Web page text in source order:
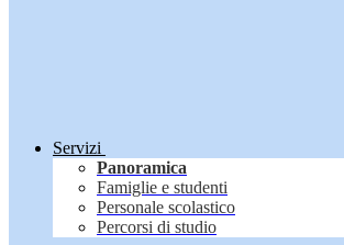
Servizi
Panoramica
Famiglie e studenti
Personale scolastico
Percorsi di studio